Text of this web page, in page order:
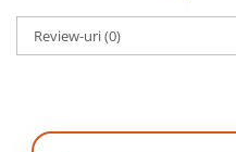
Review-uri(0)